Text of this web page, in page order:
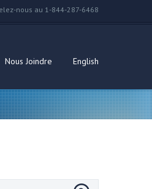
nous au 1-844-287-6468
Nous Joindre English